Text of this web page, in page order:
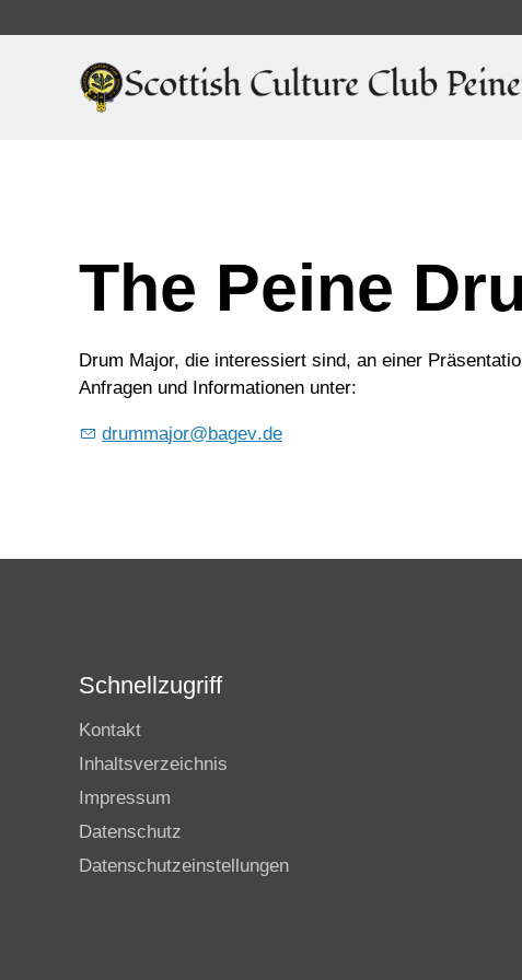
The Peine
Drum Major, die interessiert sind, an einer
Anfragen und Informationen unter:
dr mm j r b g v d
Schnellzugriff
Kontakt
Inhaltsverzeichnis
Impressum
Datenschutz
Datenschutzeinstellungen